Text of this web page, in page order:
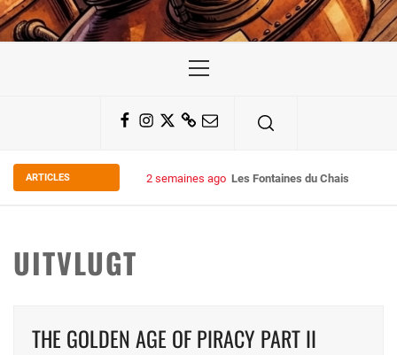
Menu
Facebook
Instagram
TwitterSubstack
Email
ARTICLES 2 semaines ago Les Fontaines du Chais 27
UITVLUGT
THE GOLDEN AGE OF PIRACY PART II